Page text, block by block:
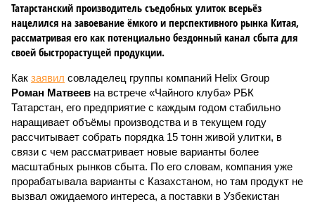
Татарстанский производитель съедобных улиток всерьёз
нацелился на завоевание ёмкого и перспективного рынка Китая,
рассматривая его как потенциально бездонный канал сбыта для
своей быстрорастущей продукции.
Как заявил совладелец группы компаний Helix Group
Роман Матвеев на встрече «Чайного клуба» РБК
Татарстан, его предприятие с каждым годом стабильно
наращивает объёмы производства и в текущем году
рассчитывает собрать порядка 15 тонн живой улитки, в
связи с чем рассматривает новые варианты более
масштабных рынков сбыта. По его словам, компания уже
прорабатывала варианты с Казахстаном, но там продукт не
вызвал ожидаемого интереса, а поставки в Узбекистан